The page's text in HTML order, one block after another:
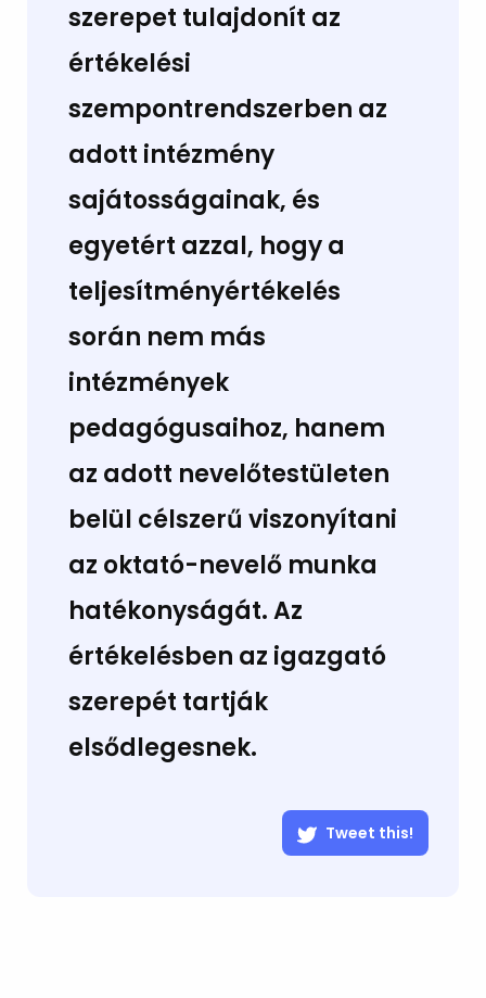
szerepet tulajdonít az
értékelési
szempontrendszerben az
adott intézmény
sajátosságainak, és
egyetért azzal, hogy a
teljesítményértékelés
során nem más
intézmények
pedagógusaihoz, hanem
az adott nevelőtestületen
belül célszerű viszonyítani
az oktató-nevelő munka
hatékonyságát. Az
értékelésben az igazgató
szerepét tartják
elsődlegesnek.
Tweet this!